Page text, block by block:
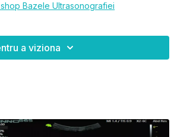
Bazele Ultrasonografiei
a viziona